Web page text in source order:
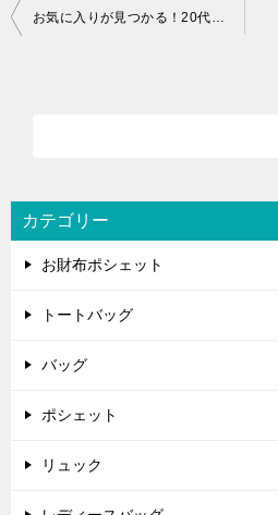
投
シ
ョ
カテゴリー
お財布ポシェット
トートバッグ
バッグ
ポシェット
リュック